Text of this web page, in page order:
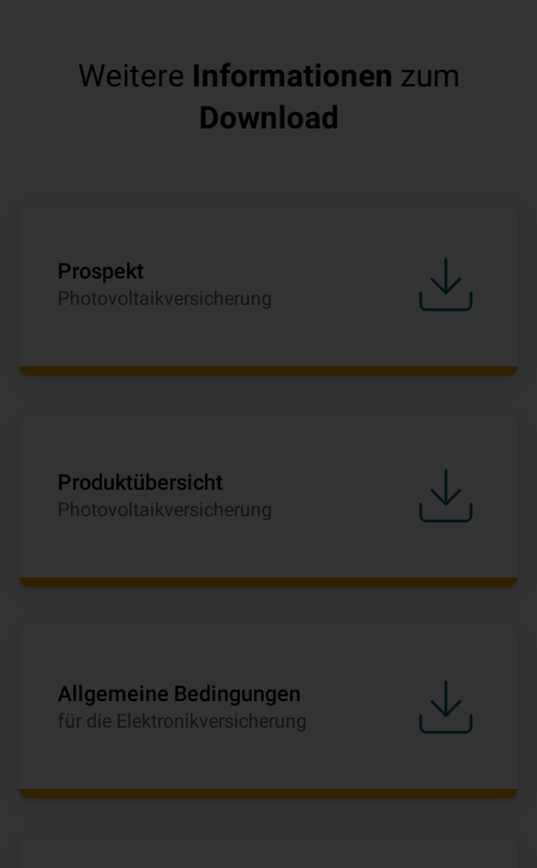
Weitere Informationen zum
Download
Prospekt
Photovoltaikversicherung
Produktübersicht
Photovoltaikversicherung
Allgemeine Bedingungen
für die Elektronikversicherung